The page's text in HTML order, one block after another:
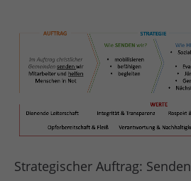
Strategischer Auftrag: Senden